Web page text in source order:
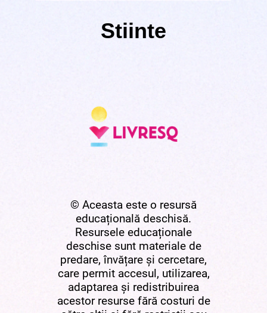
Stiinte
© Aceasta este o resursă
educațională deschisă.
Resursele educaționale
deschise sunt materiale de
predare, învățare și cercetare,
care permit accesul, utilizarea,
adaptarea și redistribuirea
acestor resurse fără costuri de